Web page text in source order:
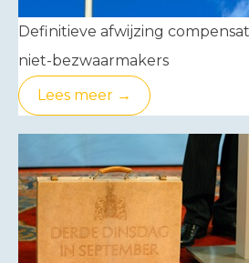
Definitieve afwijzing
niet-bezwaarmakers
Lees meer →